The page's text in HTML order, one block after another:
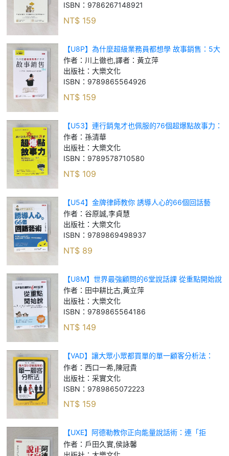
ISBN： 9786267148921
NT$ 159
【U8P】為什麼超級業務員都想學 故事銷售：5大
法則，讓你的商品99%都賣掉（珍藏版）_川上徹
也, 譯者：黃立萍
作者： 川上徹也,譯者：黃立萍
出版社： 大樂文化
ISBN： 9789865564926
NT$ 159
【U53】連行銷鬼才也佩服的76個超爆點故事力：
我該如何在Line、臉書推出狂銷產品呢？_孫清華
作者： 孫清華
出版社： 大樂文化
ISBN： 9789578710580
NT$ 109
【U54】金牌律師教你 誘導人心的66個回話藝
術：解決你在工作與生活中，遇到拒絕請託、陌生
作者： 谷原誠,李貞慧
出版社： 大樂文化
ISBN： 9789869498937
NT$ 89
【U8M】世界最強顧問的6堂說話課 從重點開始說
重新排列你的「說話順序」，讓對方聽得頻頻說
好！_田中耕比古, 黃立萍
作者： 田中耕比古,黃立萍
出版社： 大樂文化
ISBN： 9789865564186
NT$ 149
【VAD】讓大眾小眾都買單的單一顧客分析法：
P&G、樂敦、歐舒丹……打造回購熱銷商品的市場
作者： 西口一希,陳冠貴
出版社： 采實文化
ISBN： 9789865072223
NT$ 159
【UXE】阿德勒教你正向能量說話術：連「拒
絕」、「說不」，都能讓人感覺溫暖的85個技巧！
_戶田久實, 侯詠馨
作者： 戶田久實,侯詠馨